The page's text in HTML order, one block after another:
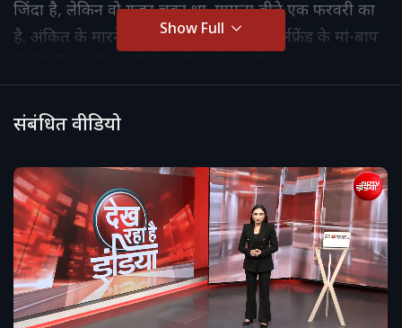
जिंदा है, लेकिन वो गुजर चुका था. मामला बीते एक फरवरी का
है. अंकित के मारने वाले की कथित दोस्त या गर्लफ्रेंड के मां-बाप
Show Full
संबंधित वीडियो